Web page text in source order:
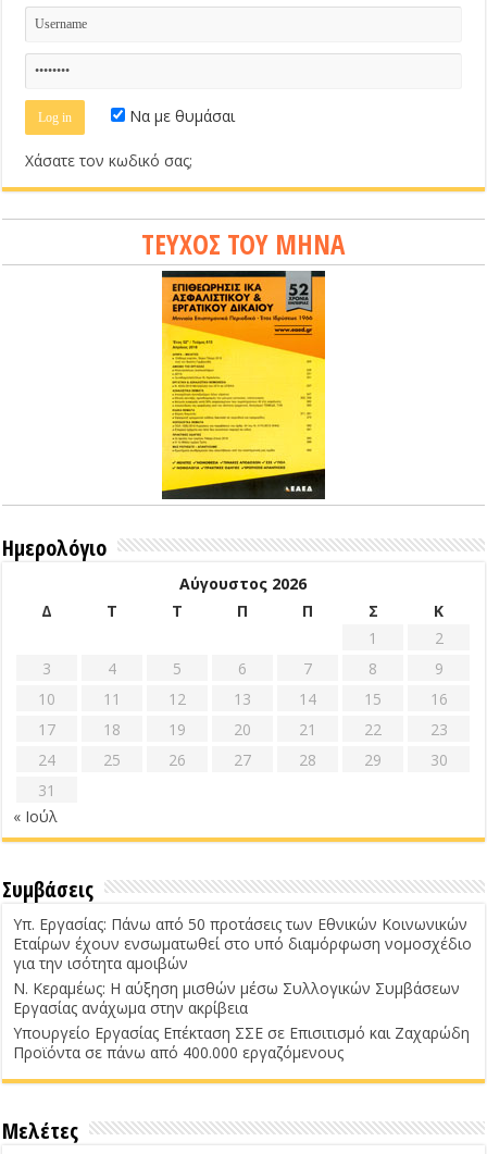
Να με θυμάσαι
Χάσατε τον κωδικό σας;
ΤΕΥΧΟΣ ΤΟΥ ΜΗΝΑ
Ημερολόγιο
Αύγουστος 2026
Δ
Τ Τ Π Π Σ
Κ
1
2
3
4 5 6 7 8
9
10
11 12 13 14 15
16
17
18 19 20 21 22
23
24
25 26 27 28 29
30
31
« Ιούλ
Συμβάσεις
Υπ. Εργασίας: Πάνω από 50 προτάσεις των Εθνικών Κοινωνικών
Εταίρων έχουν ενσωματωθεί στο υπό διαμόρφωση νομοσχέδιο
για την ισότητα αμοιβών
Ν. Κεραμέως: Η αύξηση μισθών μέσω Συλλογικών Συμβάσεων
Εργασίας ανάχωμα στην ακρίβεια
Υπουργείο Εργασίας Επέκταση ΣΣΕ σε Επισιτισμό και Ζαχαρώδη
Προϊόντα σε πάνω από 400.000 εργαζόμενους
Μελέτες